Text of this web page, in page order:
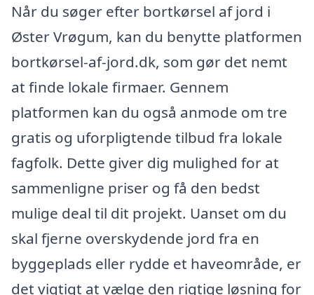
Når du søger efter bortkørsel af jord i
Øster Vrøgum, kan du benytte platformen
bortkørsel-af-jord.dk, som gør det nemt
at finde lokale firmaer. Gennem
platformen kan du også anmode om tre
gratis og uforpligtende tilbud fra lokale
fagfolk. Dette giver dig mulighed for at
sammenligne priser og få den bedst
mulige deal til dit projekt. Uanset om du
skal fjerne overskydende jord fra en
byggeplads eller rydde et haveområde, er
det vigtigt at vælge den rigtige løsning for